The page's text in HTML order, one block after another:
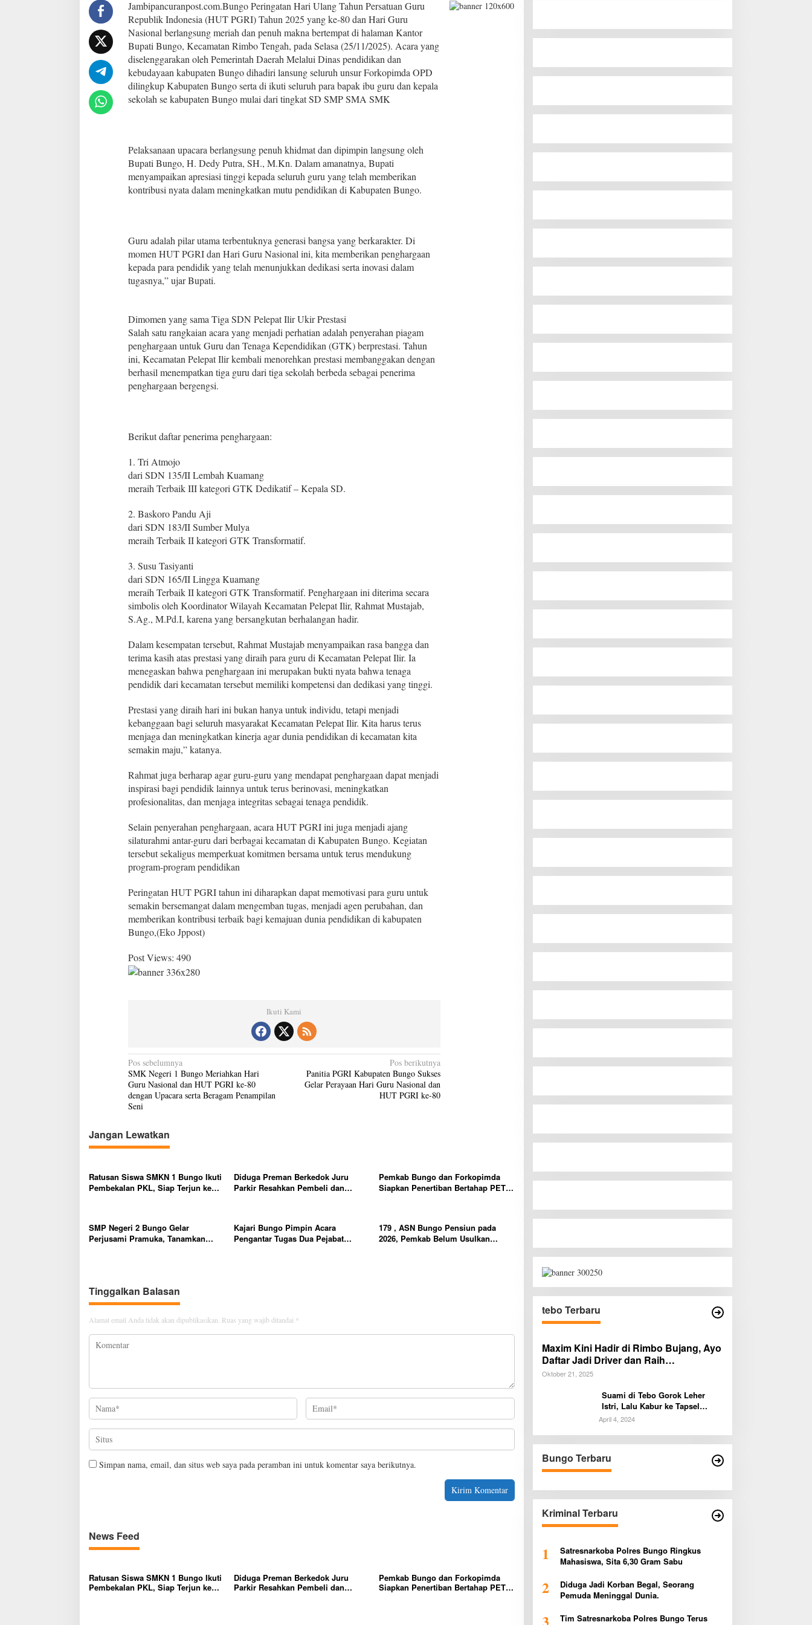
H
U
T
P
G
R
I
k
e
-
i
g
a
S
K
e
c
m
a
n
e
l
e
p
a
i
R
a
h
i
a
g
a
P
e
n
g
h
a
g
a
a
n
B
r
g
e
n
g
i
Jambipancuranpost.com.Bungo Peringatan Hari Ulang Tahun Persatuan Guru
Republik Indonesia (HUT PGRI) Tahun 2025 yang ke-80 dan Hari Guru
Nasional berlangsung meriah dan penuh makna bertempat di halaman Kantor
Bupati Bungo, Kecamatan Rimbo Tengah, pada Selasa (25/11/2025). Acara yang
diselenggarakan oleh Pemerintah Daerah Melalui Dinas pendidikan dan
kebudayaan kabupaten Bungo dihadiri lansung seluruh unsur Forkopimda OPD
dilingkup Kabupaten Bungo serta di ikuti seluruh para bapak ibu guru dan kepala
sekolah se kabupaten Bungo mulai dari tingkat SD SMP SMA SMK
Pelaksanaan upacara berlangsung penuh khidmat dan dipimpin langsung oleh
Bupati Bungo, H. Dedy Putra, SH., M.Kn. Dalam amanatnya, Bupati
menyampaikan apresiasi tinggi kepada seluruh guru yang telah memberikan
kontribusi nyata dalam meningkatkan mutu pendidikan di Kabupaten Bungo.
Guru adalah pilar utama terbentuknya generasi bangsa yang berkarakter. Di
momen HUT PGRI dan Hari Guru Nasional ini, kita memberikan penghargaan
kepada para pendidik yang telah menunjukkan dedikasi serta inovasi dalam
tugasnya,” ujar Bupati.
Dimomen yang sama Tiga SDN Pelepat Ilir Ukir Prestasi
Salah satu rangkaian acara yang menjadi perhatian adalah penyerahan piagam
penghargaan untuk Guru dan Tenaga Kependidikan (GTK) berprestasi. Tahun
ini, Kecamatan Pelepat Ilir kembali menorehkan prestasi membanggakan dengan
berhasil menempatkan tiga guru dari tiga sekolah berbeda sebagai penerima
penghargaan bergengsi.
Berikut daftar penerima penghargaan:
1. Tri Atmojo
dari SDN 135/II Lembah Kuamang
meraih Terbaik III kategori GTK Dedikatif – Kepala SD.
2. Baskoro Pandu Aji
dari SDN 183/II Sumber Mulya
meraih Terbaik II kategori GTK Transformatif.
3. Susu Tasiyanti
dari SDN 165/II Lingga Kuamang
meraih Terbaik II kategori GTK Transformatif. Penghargaan ini diterima secara
simbolis oleh Koordinator Wilayah Kecamatan Pelepat Ilir, Rahmat Mustajab,
S.Ag., M.Pd.I, karena yang bersangkutan berhalangan hadir.
Dalam kesempatan tersebut, Rahmat Mustajab menyampaikan rasa bangga dan
terima kasih atas prestasi yang diraih para guru di Kecamatan Pelepat Ilir. Ia
menegaskan bahwa penghargaan ini merupakan bukti nyata bahwa tenaga
pendidik dari kecamatan tersebut memiliki kompetensi dan dedikasi yang tinggi.
Prestasi yang diraih hari ini bukan hanya untuk individu, tetapi menjadi
kebanggaan bagi seluruh masyarakat Kecamatan Pelepat Ilir. Kita harus terus
menjaga dan meningkatkan kinerja agar dunia pendidikan di kecamatan kita
semakin maju,” katanya.
Rahmat juga berharap agar guru-guru yang mendapat penghargaan dapat menjadi
inspirasi bagi pendidik lainnya untuk terus berinovasi, meningkatkan
profesionalitas, dan menjaga integritas sebagai tenaga pendidik.
Selain penyerahan penghargaan, acara HUT PGRI ini juga menjadi ajang
silaturahmi antar-guru dari berbagai kecamatan di Kabupaten Bungo. Kegiatan
tersebut sekaligus memperkuat komitmen bersama untuk terus mendukung
program-program pendidikan
Peringatan HUT PGRI tahun ini diharapkan dapat memotivasi para guru untuk
semakin bersemangat dalam mengemban tugas, menjadi agen perubahan, dan
memberikan kontribusi terbaik bagi kemajuan dunia pendidikan di kabupaten
Bungo,(Eko Jppost)
Post Views: 490
Ikuti Kami
N
a
v
i
g
a
i
s
Pos sebelumnya
SMK Negeri 1 Bungo Meriahkan Hari
Guru Nasional dan HUT PGRI ke-80
dengan Upacara serta Beragam Penampilan
Seni
Pos berikutnya
Panitia PGRI Kabupaten Bungo Sukses
Gelar Perayaan Hari Guru Nasional dan
HUT PGRI ke-80
Jangan Lewatkan
Ratusan Siswa SMKN 1 Bungo Ikuti
Pembekalan PKL, Siap Terjun ke
Diduga Preman Berkedok Juru
Parkir Resahkan Pembeli dan
Pemkab Bungo dan Forkopimda
Siapkan Penertiban Bertahap PETI,
SMP Negeri 2 Bungo Gelar
Perjusami Pramuka, Tanamkan
Kajari Bungo Pimpin Acara
Pengantar Tugas Dua Pejabat
179 , ASN Bungo Pensiun pada
2026, Pemkab Belum Usulkan
Tinggalkan Balasan
Alamat email Anda tidak akan dipublikasikan. Ruas yang wajib ditandai *
Simpan nama, email, dan situs web saya pada peramban ini untuk komentar saya berikutnya.
News Feed
Ratusan Siswa SMKN 1 Bungo Ikuti
Pembekalan PKL, Siap Terjun ke
Diduga Preman Berkedok Juru
Parkir Resahkan Pembeli dan
Pemkab Bungo dan Forkopimda
Siapkan Penertiban Bertahap PETI,
tebo Terbaru
Maxim Kini Hadir di Rimbo Bujang, Ayo
Daftar Jadi Driver dan Raih
Penghasilan Tambahan!
Oktober 21, 2025
Suami di Tebo Gorok Leher
Istri, Lalu Kabur ke Tapsel
Sumut
April 4, 2024
Bungo Terbaru
Kriminal Terbaru
1
Satresnarkoba Polres Bungo Ringkus
Mahasiswa, Sita 6,30 Gram Sabu
2
Diduga Jadi Korban Begal, Seorang
Pemuda Meninggal Dunia.
Tim Satresnarkoba Polres Bungo Terus